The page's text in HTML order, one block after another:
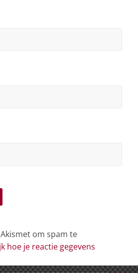
om spam te
hoe je reactie gegevens